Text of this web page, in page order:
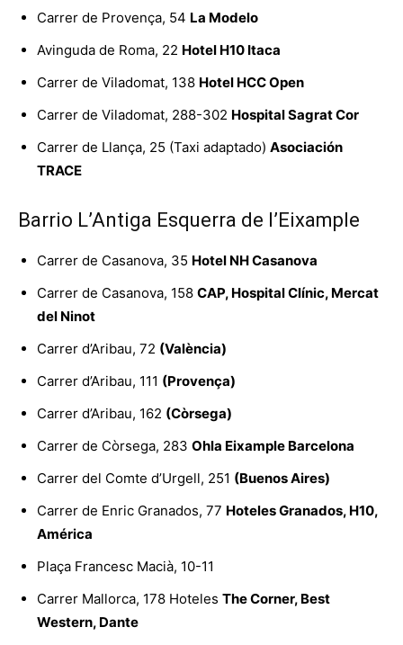
Carrer de Provença, 54 La Modelo
Avinguda de Roma, 22 Hotel H10 Itaca
Carrer de Viladomat, 138 Hotel HCC Open
Carrer de Viladomat, 288-302 Hospital Sagrat Cor
Carrer de Llança, 25 (Taxi adaptado) Asociación
TRACE
Barrio L’Antiga Esquerra de l’Eixample
Carrer de Casanova, 35 Hotel NH Casanova
Carrer de Casanova, 158 CAP, Hospital Clínic, Mercat
del Ninot
Carrer d’Aribau, 72 (València)
Carrer d’Aribau, 111 (Provença)
Carrer d’Aribau, 162 (Còrsega)
Carrer de Còrsega, 283 Ohla Eixample Barcelona
Carrer del Comte d’Urgell, 251 (Buenos Aires)
Carrer de Enric Granados, 77 Hoteles Granados, H10,
América
Plaça Francesc Macià, 10-11
Carrer Mallorca, 178 Hoteles The Corner, Best
Western, Dante